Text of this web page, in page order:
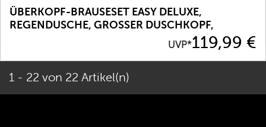
ÜBERKOPF-BRAUSESET EASY DELUXE,
REGENDUSCHE, GROSSER DUSCHKOPF, C
Preis
UVP*119,99 €
1 - 22 von 22 Artikel(n)